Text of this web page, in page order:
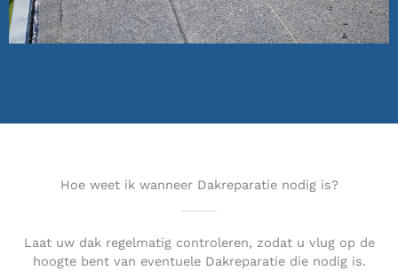
Hoe weet ik wanneer Dakreparatie nodig is?
Laat uw dak regelmatig controleren, zodat u vlug op de
hoogte bent van eventuele Dakreparatie die nodig is.